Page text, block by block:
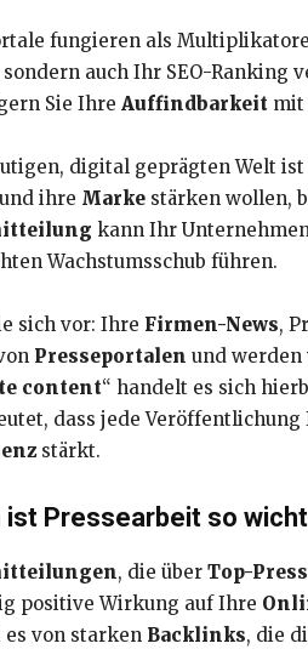
fungieren als
auch Ihr SEO-Ranking
Sie Ihre Auffindbarkeit mit
digital geprägten Welt ist
ihre Marke stärken wollen,
kann Ihr
Wachstumsschub führen.
sich vor: Ihre Firmen-News,
Presseportalen und werden
content“ handelt es sich
dass jede
stärkt.
ist Pressearbeit so
, die über Top-
positive Wirkung auf Ihre
von starken Backlinks, die